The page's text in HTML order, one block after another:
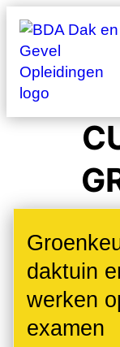
Ga
naar
de
inhoud
daktuin
werken
examen